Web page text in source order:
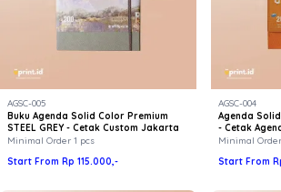
AGSC-005
Buku Agenda Solid Color Premium
STEEL GREY - Cetak Custom Jakarta
Minimal Order 1 pcs
Start From Rp 115.000,-
AGSC-004
Agenda
- Cetak
Jakarta |
Minimal
Start From